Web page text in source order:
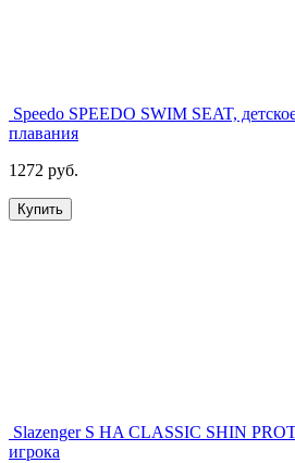
Speedo SPEEDO SWIM SEAT,
плавания
1272 руб.
Купить
Slazenger S HA CLASSIC SHIN
игрока